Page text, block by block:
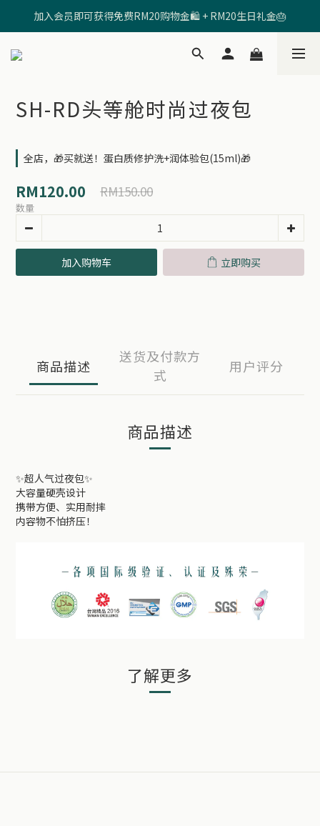
🩷输入【SHRD520MOM】享有 RM5折扣 🩷
加入会员即可获得免费RM20购物金🛍️ + RM20生日礼金🎂
🩷输入【SHRD520MOM】享有 RM5折扣 🩷
SH-RD头等舱时尚过夜包
全店，🎁买就送！蛋白质修护洗+润体验包(15ml)🎁
RM120.00 RM150.00
数量
加入购物车 立即购买
商品描述
送货及付款方
式
用户评分
商品描述
✨超人气过夜包✨
大容量硬壳设计
携带方便、实用耐摔
内容物不怕挤压！
了解更多